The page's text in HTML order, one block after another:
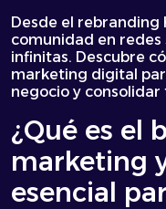
Desde el rebranding
comunidad en redes
infinitas. Descubre
marketing digital
negocio y
¿Qué es el
marketing
esencial